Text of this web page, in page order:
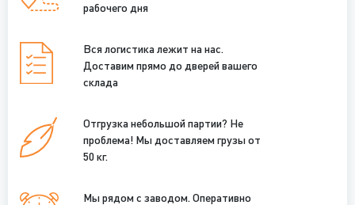
рабочего дня
Вся логистика лежит на нас.
Доставим прямо до дверей вашего
склада
Отгрузка небольшой партии? Не
проблема! Мы доставляем грузы от
50 кг.
Мы рядом с заводом. Оперативно